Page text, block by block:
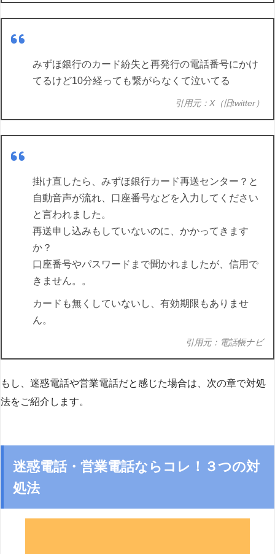
みずほ銀行のカード紛失と再発行の電話番号にかけ
てるけど10分経っても繋がらなくて泣いてる
引用元：X（旧twitter）
掛け直したら、みずほ銀行カード再送センター？と
自動音声が流れ、口座番号などを入力してください
と言われました。
再送申し込みもしていないのに、かかってきます
か？
口座番号やパスワードまで聞かれましたが、信用で
きません。。
カードも無くしていないし、有効期限もありませ
ん。
引用元：電話帳ナビ
もし、迷惑電話や営業電話だと感じた場合は、次の章で対処
法をご紹介します。
迷惑電話・営業電話ならコレ！３つの対
処法